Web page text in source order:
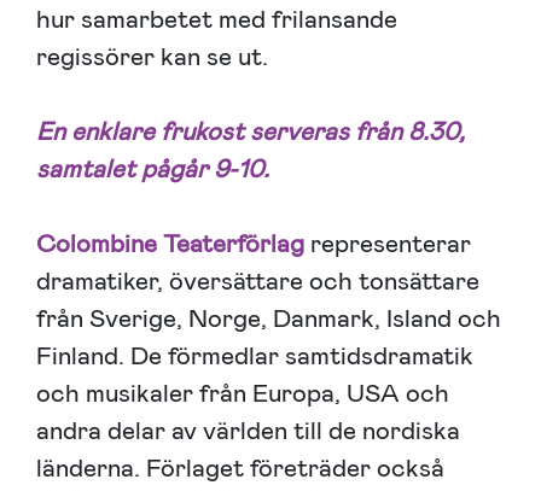
hur samarbetet med frilansande
regissörer kan se ut.
En enklare frukost serveras från 8.30,
samtalet pågår 9-10.
Colombine Teaterförlag representerar
dramatiker, översättare och tonsättare
från Sverige, Norge, Danmark, Island och
Finland. De förmedlar samtidsdramatik
och musikaler från Europa, USA och
andra delar av världen till de nordiska
länderna. Förlaget företräder också